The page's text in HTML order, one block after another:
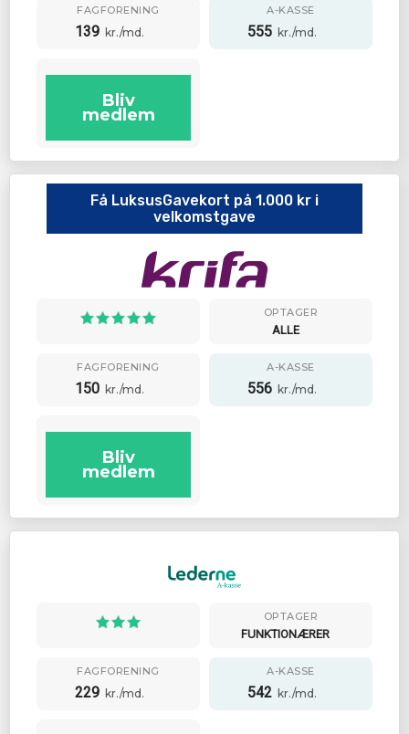
FAGFORENING
139 kr./md.
A-KASSE
555 kr./md.
Bliv
medlem
Få LuksusGavekort på 1.000 kr i
velkomstgave
OPTAGER
ALLE
FAGFORENING
150 kr./md.
A-KASSE
556 kr./md.
Bliv
medlem
OPTAGER
FUNKTIONÆRER
FAGFORENING
229 kr./md.
A-KASSE
542 kr./md.